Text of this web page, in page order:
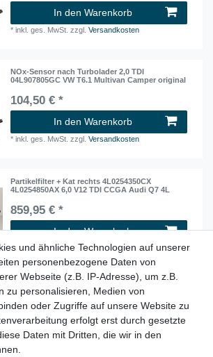
In den Warenkorb
*inkl. ges. MwSt. zzgl.Versandkosten
NOx-Sensor nach Turbolader 2,0 TDI
04L907805GC VW T6.1 Multivan Camper original
104,50 € *
In den Warenkorb
*inkl. ges. MwSt. zzgl.Versandkosten
Partikelfilter + Kat rechts 4L0254350CX
4L0254850AX 6,0 V12 TDI CCGA Audi Q7 4L
859,95 € *
In den Warenkorb
*inkl. ges. MwSt.zzgl.Versandkosten
Steuerleitung für Differenzdruckgeber 2,0 TDI
05L131552G VW Arteon Golf 8 orig.
52,50 € *
In den Warenkorb
und ähnliche Technologien auf unserer
personenbezogene Daten von
Webseite (z.B. IP-Adresse), um z.B.
zu personalisieren, Medien von
oder Zugriffe auf unsere Website zu
erfolgt erst durch gesetzte
Daten mit Dritten, die wir in den